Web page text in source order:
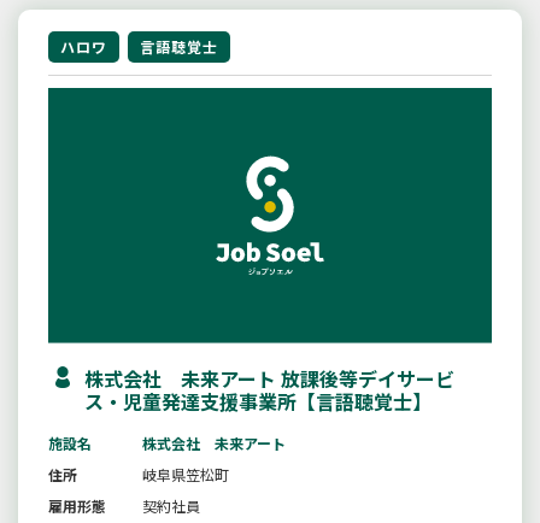
ハロワ 言語聴覚士
株式会社 未来アート 放課後等デイサービ
ス・児童発達支援事業所【言語聴覚士】
施設名
株式会社 未来アート
住所
岐阜県笠松町
雇用形態
契約社員